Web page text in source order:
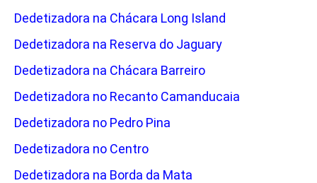
Dedetizadora na Chácara Long Island
Dedetizadora na Reserva do Jaguary
Dedetizadora na Chácara Barreiro
Dedetizadora no Recanto Camanducaia
Dedetizadora no Pedro Pina
Dedetizadora no Centro
Dedetizadora na Borda da Mata